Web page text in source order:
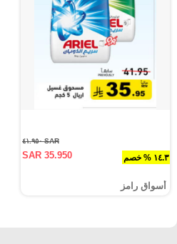
١٤.٣ % خصم
SAR ٤١.٩٥٠
SAR 35.950
أسواق رامز